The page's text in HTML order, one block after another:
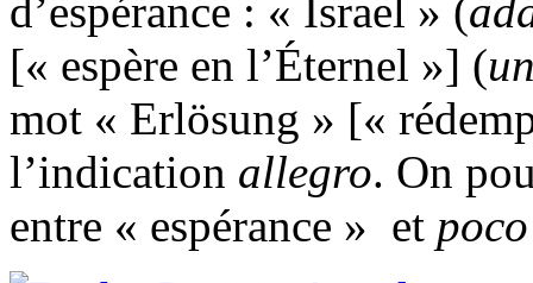
d’espérance : « Israel » (
[« espère en l’Éternel »] (
mot « Erlösung » [«
l’indication allegro. On
entre « espérance » et